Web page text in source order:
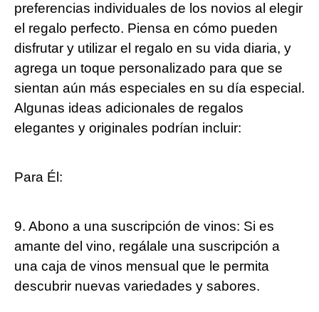
preferencias individuales de los novios al elegir
el regalo perfecto. Piensa en cómo pueden
disfrutar y utilizar el regalo en su vida diaria, y
agrega un toque personalizado para que se
sientan aún más especiales en su día especial.
Algunas ideas adicionales de regalos
elegantes y originales podrían incluir:
Para Él:
9. Abono a una suscripción de vinos: Si es
amante del vino, regálale una suscripción a
una caja de vinos mensual que le permita
descubrir nuevas variedades y sabores.